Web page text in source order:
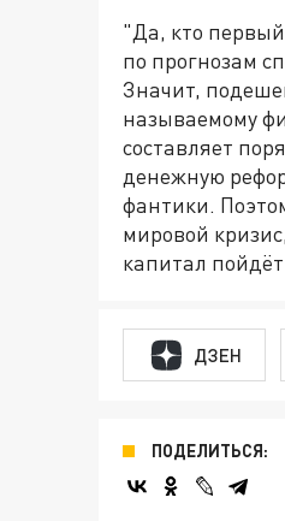
"Да, кто
по прогнозам
Значит,
называемому
составляет
денежную
фантики.
мировой
капитал
ДЗЕН
ПОДЕЛИТЬСЯ: